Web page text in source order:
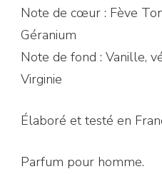
Note de cœur : Fève
Géranium
Note de fond : Vanille,
Virginie
Élaboré et testé en
Parfum pour homme.